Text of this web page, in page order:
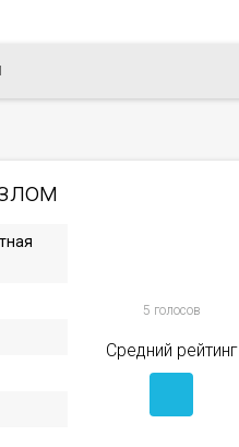
5 голосов
Средний рейтинг